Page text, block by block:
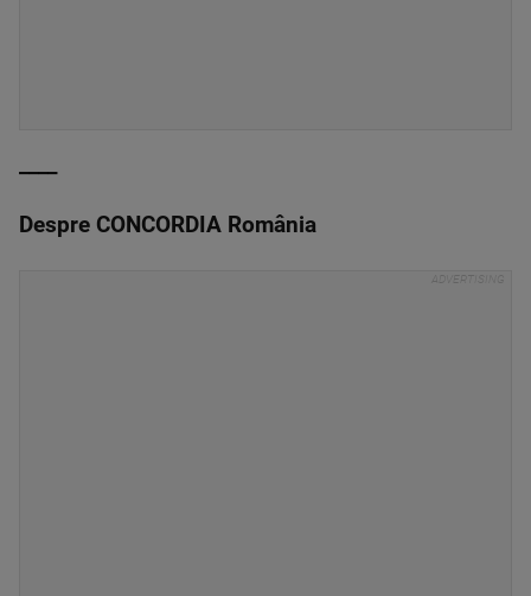
Despre CONCORDIA România